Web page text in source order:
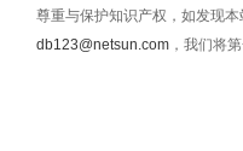
尊重与保护知识产权，如发现
db123@netsun.com ，我们将